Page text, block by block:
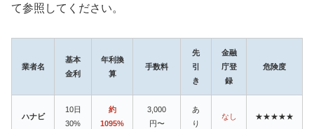
て参照してください。
業者名
基本
金利
年利換
算
手数料
先
引
き
金融
庁登
録
危険度
ハナビ
10日
30%
約
1095%
3,000
円〜
あ
り
なし ★★★★★